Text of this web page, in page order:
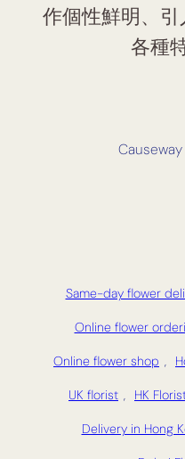
作個性鮮明、
各種
Causeway
Same-day flower
Online flower
Online flower shop
UK florist HK
Delivery in Hong